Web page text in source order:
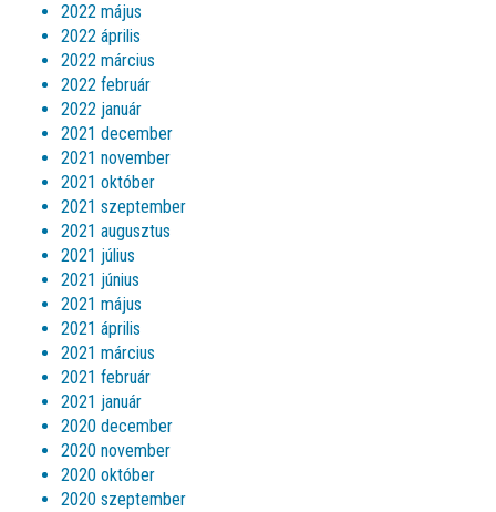
2022 május
2022 április
2022 március
2022 február
2022 január
2021 december
2021 november
2021 október
2021 szeptember
2021 augusztus
2021 július
2021 június
2021 május
2021 április
2021 március
2021 február
2021 január
2020 december
2020 november
2020 október
2020 szeptember